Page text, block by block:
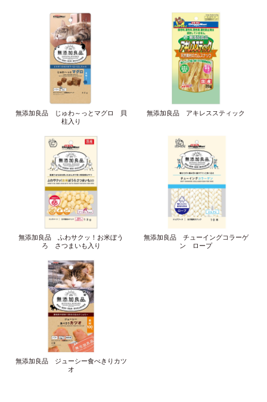
無添加良品 じゅわ～っとマグロ 貝
柱入り
無添加良品 アキレススティック
無添加良品 ふわサクッ！お米ぼう
ろ さつまいも入り
無添加良品 チューイングコラーゲ
ン ロープ
無添加良品 ジューシー食べきりカツ
オ